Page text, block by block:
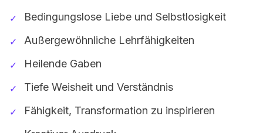
✓ Bedingungslose Liebe und Selbstlosigkeit
✓ Außergewöhnliche Lehrfähigkeiten
✓ Heilende Gaben
✓ Tiefe Weisheit und Verständnis
✓ Fähigkeit, Transformation zu inspirieren